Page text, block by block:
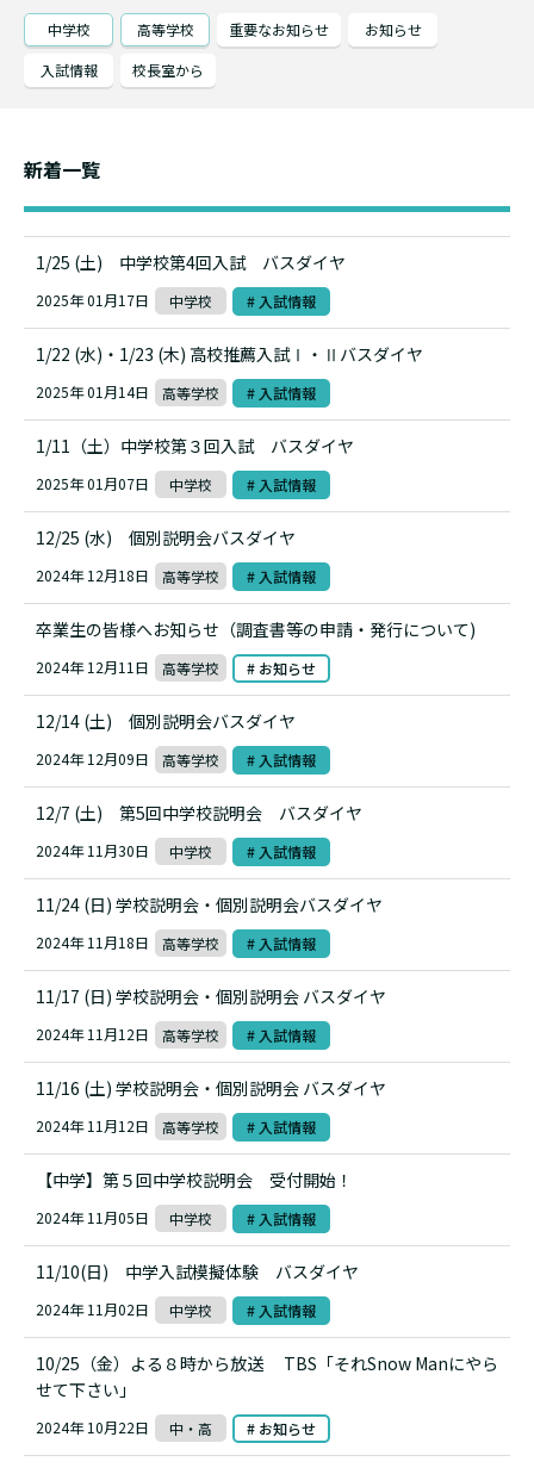
中学校
高等学校 重要なお知らせ
お知らせ
入試情報
校長室から
新着一覧
1/25 (土) 中学校第4回入試 バスダイヤ
2025年 01月17日 中学校 # 入試情報
1/22 (水)・1/23 (木) 高校推薦入試Ⅰ・Ⅱバスダイヤ
2025年 01月14日 高等学校 # 入試情報
1/11（土）中学校第３回入試 バスダイヤ
2025年 01月07日 中学校 # 入試情報
12/25 (水) 個別説明会バスダイヤ
2024年 12月18日 高等学校 # 入試情報
卒業生の皆様へお知らせ（調査書等の申請・発行について)
2024年 12月11日 高等学校 # お知らせ
12/14 (土) 個別説明会バスダイヤ
2024年 12月09日 高等学校 # 入試情報
12/7 (土) 第5回中学校説明会 バスダイヤ
2024年 11月30日 中学校 # 入試情報
11/24 (日) 学校説明会・個別説明会バスダイヤ
2024年 11月18日 高等学校 # 入試情報
11/17 (日) 学校説明会・個別説明会 バスダイヤ
2024年 11月12日 高等学校 # 入試情報
11/16 (土) 学校説明会・個別説明会 バスダイヤ
2024年 11月12日 高等学校 # 入試情報
【中学】第５回中学校説明会 受付開始！
2024年 11月05日 中学校 # 入試情報
11/10(日) 中学入試模擬体験 バスダイヤ
2024年 11月02日 中学校 # 入試情報
10/25（金）よる８時から放送 TBS「それSnow Manにやら
せて下さい」
2024年 10月22日 中・高 # お知らせ